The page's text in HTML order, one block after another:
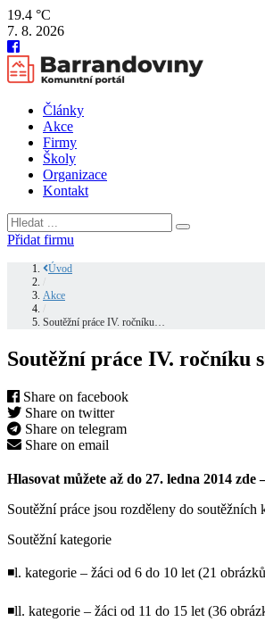
19.4 °C
7. 8. 2026
Články
Akce
Firmy
Školy
Organizace
Kontakt
Přidat firmu
Úvod
Akce
Soutěžní práce IV. ročníku…
Soutěžní práce IV.
Share on facebook
Share on twitter
Share on telegram
Share on email
Hlasovat můžete až do 27. ledna 2014 zde
Soutěžní práce jsou rozděleny do
Soutěžní kategorie
◾l. kategorie – žáci od 6 do 10 let (21
◾ll. kategorie – žáci od 11 do 15 let (36